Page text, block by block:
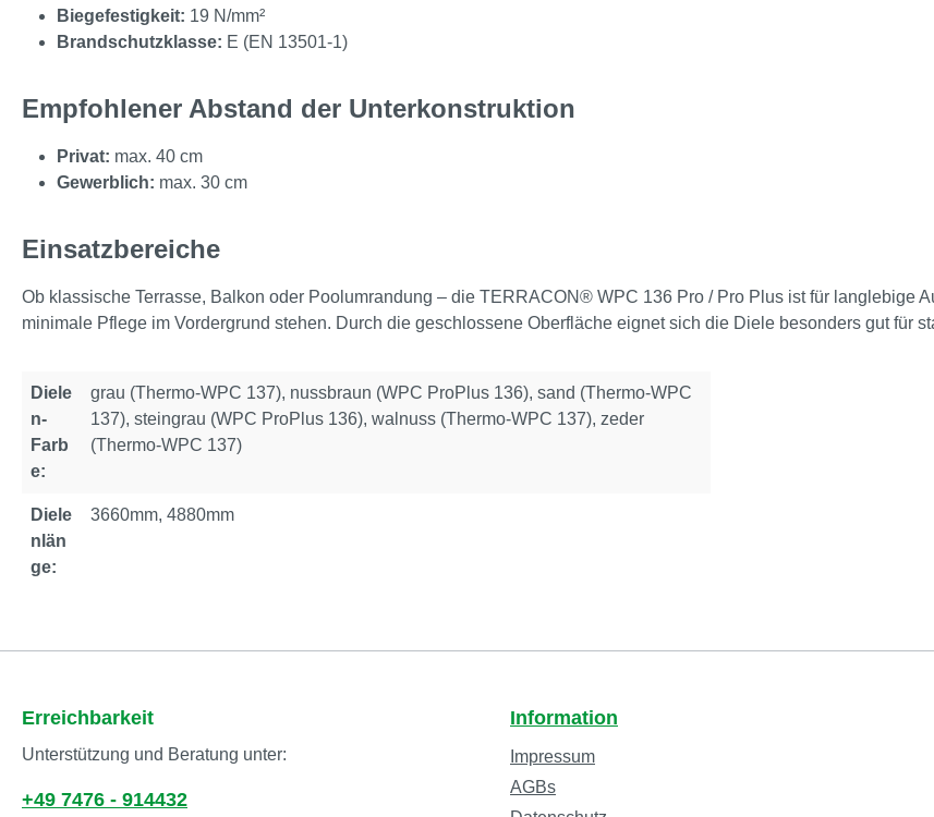
Biegefestigkeit: 19 N/mm²
Brandschutzklasse: E (EN 13501-1)
Empfohlener Abstand der Unterkonstruktion
Privat: max. 40 cm
Gewerblich: max. 30 cm
Einsatzbereiche
Ob klassische Terrasse, Balkon oder Poolumrandung – die TERRACON® WPC 136 Pro / Pro Plus ist für langlebige
minimale Pflege im Vordergrund stehen. Durch die geschlossene Oberfläche eignet sich die Diele besonders gut für
Diele
n-
Farb
e:
grau (Thermo-WPC 137), nussbraun (WPC ProPlus 136), sand (Thermo-WPC
137), steingrau (WPC ProPlus 136), walnuss (Thermo-WPC 137), zeder
(Thermo-WPC 137)
Diele
nlän
ge:
3660mm, 4880mm
Erreichbarkeit
Unterstützung und Beratung unter:
+49 7476 - 914432
Information
Impressum
AGBs